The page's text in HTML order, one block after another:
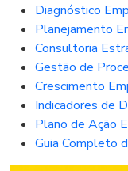
Diagnóstico
Planejamento
Consultoria
Gestão de
Crescimento
Indicadores de
Plano de Ação
Guia Completo